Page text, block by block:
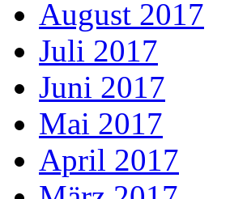
August 2017
Juli 2017
Juni 2017
Mai 2017
April 2017